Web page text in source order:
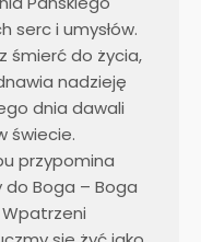
serc i umysłów.
śmierć do życia,
nadzieję
dnia dawali
świecie.
przypomina
do Boga – Boga
Wpatrzeni